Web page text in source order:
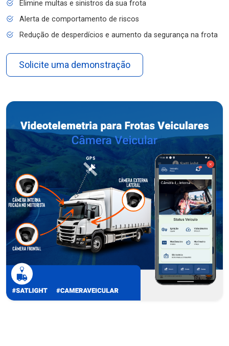
Elimine multas e sinistros da sua frota
Alerta de comportamento de riscos
Redução de desperdícios e aumento da segurança na frota
Solicite uma demonstração